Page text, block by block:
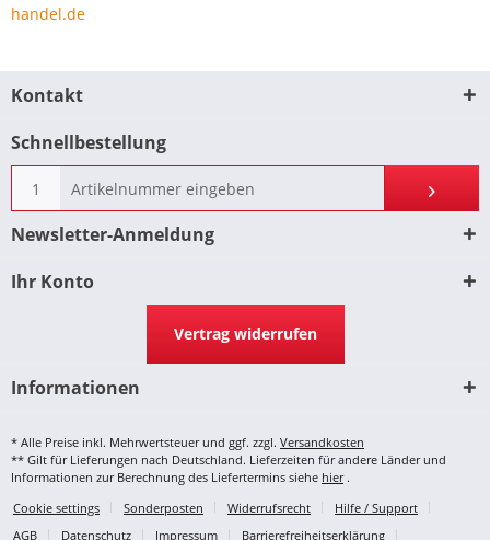
handel.de
Kontakt
Schnellbestellung
Newsletter-Anmeldung
Ihr Konto
Vertrag widerrufen
Informationen
* Alle Preise inkl. Mehrwertsteuer und ggf. zzgl. Versandkosten
** Gilt für Lieferungen nach Deutschland. Lieferzeiten für andere Länder und
Informationen zur Berechnung des Liefertermins siehe hier.
Cookie settings
Sonderposten Widerrufsrecht
Hilfe / Support
AGB
Datenschutz Impressum Barrierefreiheitserklärung